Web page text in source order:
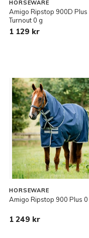
HORSEWARE
Amigo Ripstop 900D
Turnout 0 g
1 129 kr
HORSEWARE
Amigo Ripstop 900 Plus 0
1 249 kr